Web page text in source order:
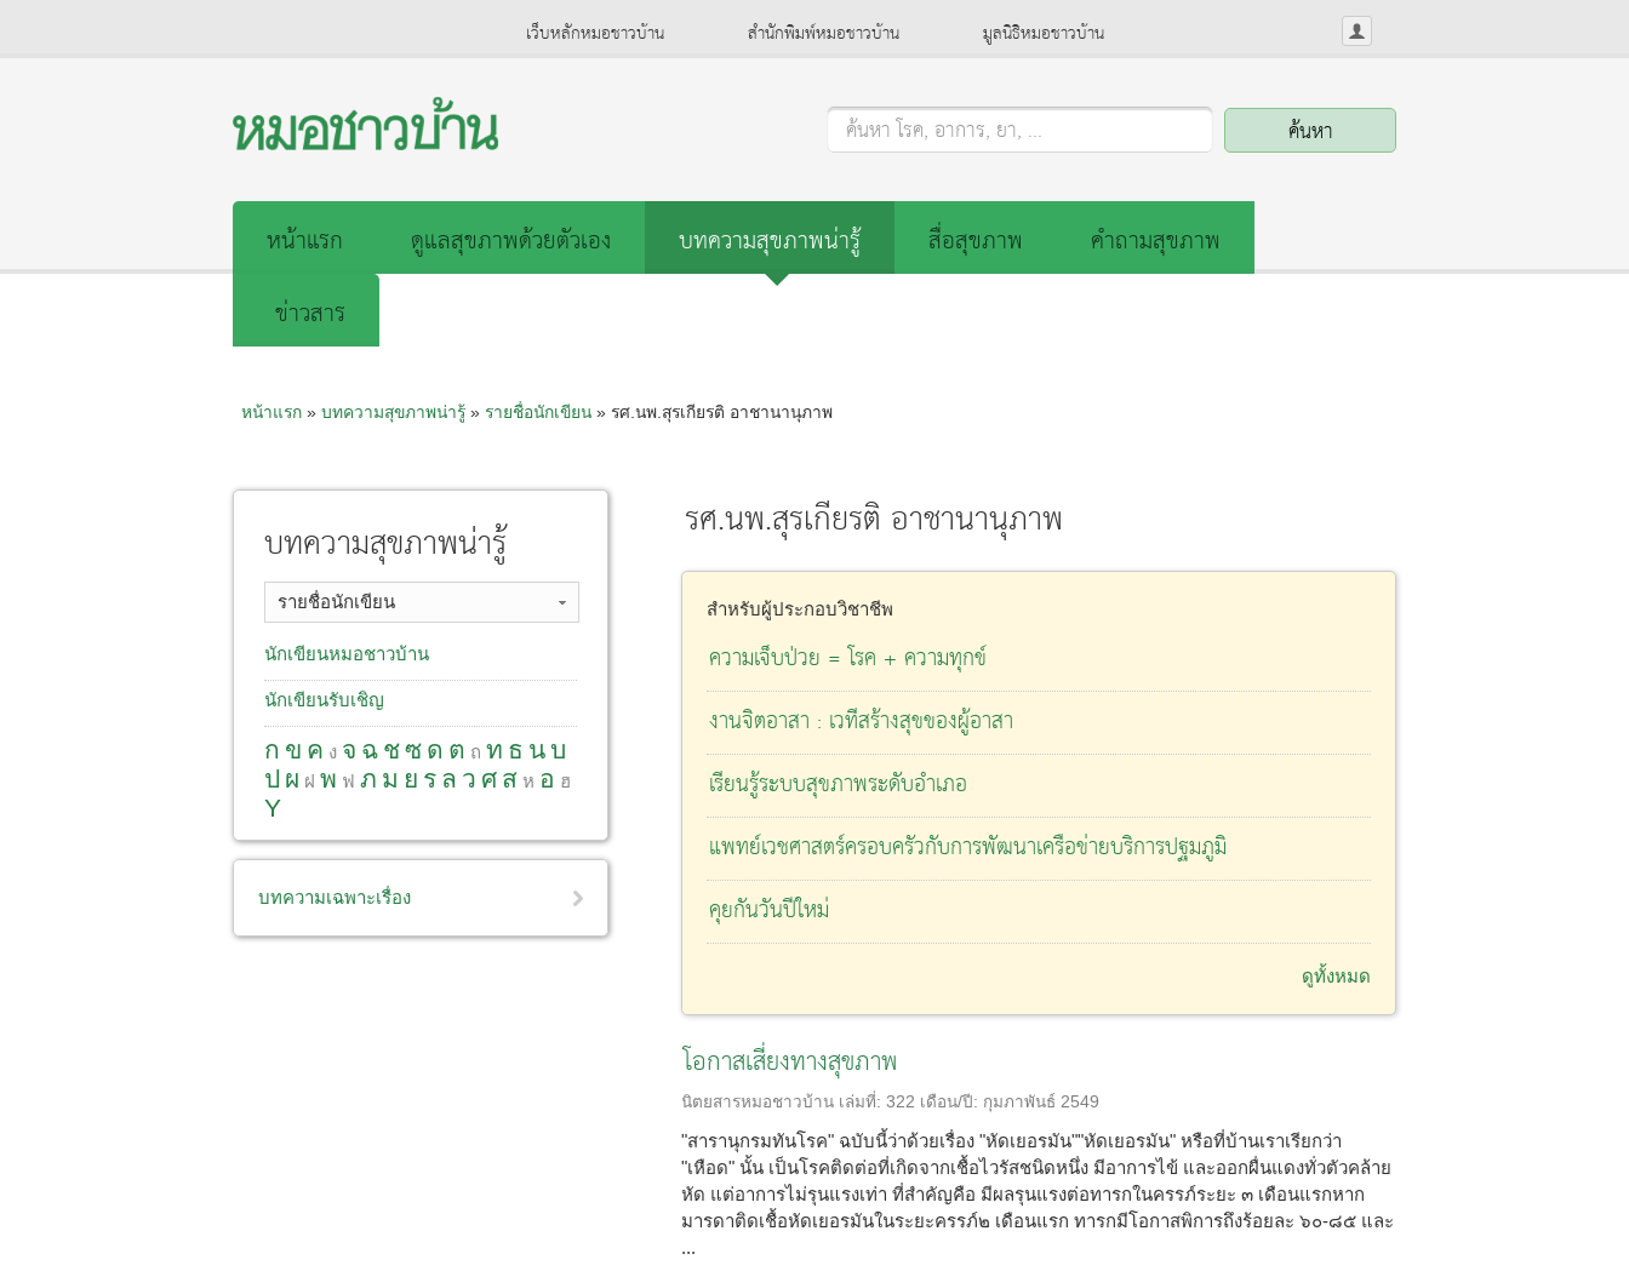
เว็บหลักหมอชาวบ้าน สำนักพิมพ์หมอชาวบ้าน มูลนิธิหมอชาวบ้าน
ค้นหา โรค, อาการ, ยา, ...
หน้าแรก ดูแลสุขภาพด้วยตัวเอง บทความสุขภาพน่ารู้ สื่อสุขภาพ
คำถามสุขภาพ
ข่าวสาร
หน้าแรก» บทความสุขภาพน่ารู้» รายชื่อนักเขียน» รศ.นพ.สุรเกียรติ อาชานานุภาพ
รศ.นพ.สุรเกียรติ อาชานานุภาพ
สำหรับผู้ประกอบวิชาชีพ
ความเจ็บป่วย = โรค + ความทุกข์
งานจิตอาสา : เวทีสร้างสุขของผู้อาสา
เรียนรู้ระบบสุขภาพระดับอำเภอ
แพทย์เวชศาสตร์ครอบครัวกับการพัฒนาเครือข่ายบริการปฐมภูมิ
คุยกันวันปีใหม่
ดูทั้งหมด
โอกาสเสี่ยงทางสุขภาพ
นิตยสารหมอชาวบ้าน เล่มที่: 322 เดือน/ปี: กุมภาพันธ์ 2549
"สารานุกรมทันโรค" ฉบับนี้ว่าด้วยเรื่อง "หัดเยอรมัน""หัดเยอรมัน" หรือที่บ้านเราเรียกว่า
"เหือด" นั้น เป็นโรคติดต่อที่เกิดจากเชื้อไวรัสชนิดหนึ่ง มีอาการไข้ และออกผื่นแดงทั่วตัวคล้าย
หัด แต่อาการไม่รุนแรงเท่า ที่สำคัญคือ มีผลรุนแรงต่อทารกในครรภ์ระยะ ๓ เดือนแรกหาก
มารดาติดเชื้อหัดเยอรมันในระยะครรภ์๒ เดือนแรก ทารกมีโอกาสพิการถึงร้อยละ ๖๐-๘๕ และ
...
บทความสุขภาพน่ารู้
รายชื่อนักเขียน
นักเขียนหมอชาวบ้าน
นักเขียนรับเชิญ
ก ข ค ง จ ฉ ชซ ด ต ถ ท ธ นบ
ป ผ ฝ พ ฟ ภ ม ย ร ล ว ศ ส ห อ ฮ
Y
บทความเฉพาะเรื่อง